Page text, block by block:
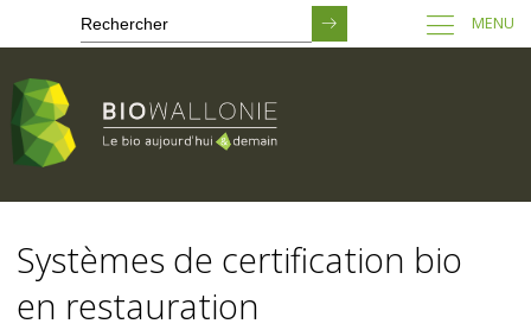
contenu
principal
MENU
Systèmes de certification bio
en restauration